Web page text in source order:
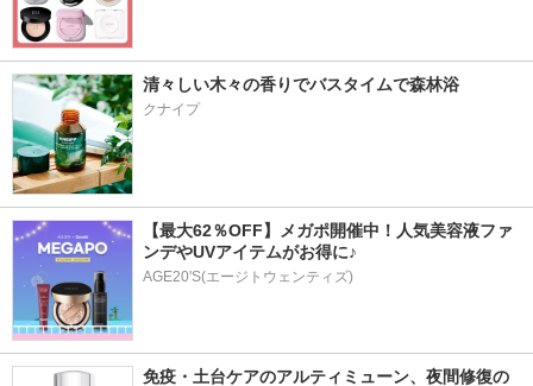
清々しい木々の香りでバスタイムで森林浴
クナイプ
【最大62％OFF】メガポ開催中！人気美容液ファ
ンデやUVアイテムがお得に♪
AGE20'S(エージトウェンティズ)
免疫・土台ケアのアルティミューン、夜間修復の